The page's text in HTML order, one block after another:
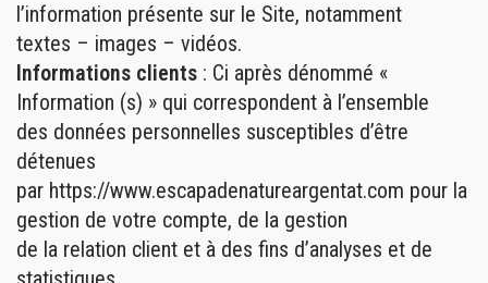
l’information présente sur le Site, notamment
textes – images – vidéos.
Informations clients : Ci après dénommé «
Information (s) » qui correspondent à l’ensemble
des données personnelles susceptibles d’être
détenues
par https://www.escapadenatureargentat.com pour la
gestion de votre compte, de la gestion
de la relation client et à des fins d’analyses et de